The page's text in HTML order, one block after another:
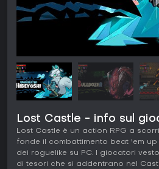
Lost Castle - info sul
Lost Castle è un action RPG a
fonde il combattimento beat 'em
dei roguelike su PC. I giocatori
di tesori che si addentrano nel